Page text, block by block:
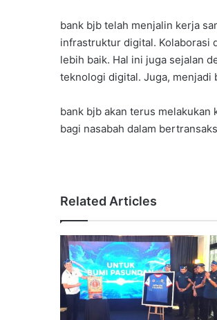
bank bjb telah menjalin kerja
infrastruktur digital. Kolaborasi
lebih baik. Hal ini juga sejalan
teknologi digital. Juga, menjadi
bank bjb akan terus melakukan
bagi nasabah dalam
Related Articles